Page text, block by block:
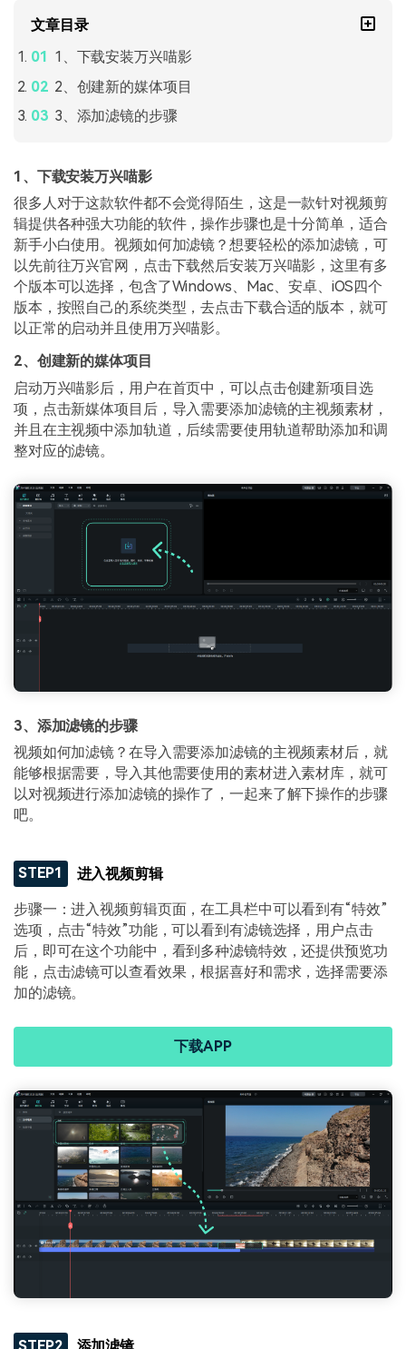
文章目录
1、下载安装万兴喵影
2、创建新的媒体项目
3、添加滤镜的步骤
1、下载安装万兴喵影
很多人对于这款软件都不会觉得陌生，这是一款针对视频剪
辑提供各种强大功能的软件，操作步骤也是十分简单，适合
新手小白使用。视频如何加滤镜？想要轻松的添加滤镜，可
以先前往万兴官网，点击下载然后安装万兴喵影，这里有多
个版本可以选择，包含了Windows、Mac、安卓、iOS四个
版本，按照自己的系统类型，去点击下载合适的版本，就可
以正常的启动并且使用万兴喵影。
2、创建新的媒体项目
启动万兴喵影后，用户在首页中，可以点击创建新项目选
项，点击新媒体项目后，导入需要添加滤镜的主视频素材，
并且在主视频中添加轨道，后续需要使用轨道帮助添加和调
整对应的滤镜。
3、添加滤镜的步骤
视频如何加滤镜？在导入需要添加滤镜的主视频素材后，就
能够根据需要，导入其他需要使用的素材进入素材库，就可
以对视频进行添加滤镜的操作了，一起来了解下操作的步骤
吧。
STEP1 进入视频剪辑
步骤一：进入视频剪辑页面，在工具栏中可以看到有“特效”
选项，点击“特效”功能，可以看到有滤镜选择，用户点击
后，即可在这个功能中，看到多种滤镜特效，还提供预览功
能，点击滤镜可以查看效果，根据喜好和需求，选择需要添
加的滤镜。
下载APP